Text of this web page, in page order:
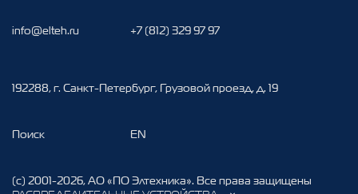
info@elteh.ru +7 (812) 329 97 97
192288, г. Cанкт-Петербург, Грузовой проезд, д. 19
Поиск EN
(c) 2001-2026,АО «ПО Элтехника». Все права защищены